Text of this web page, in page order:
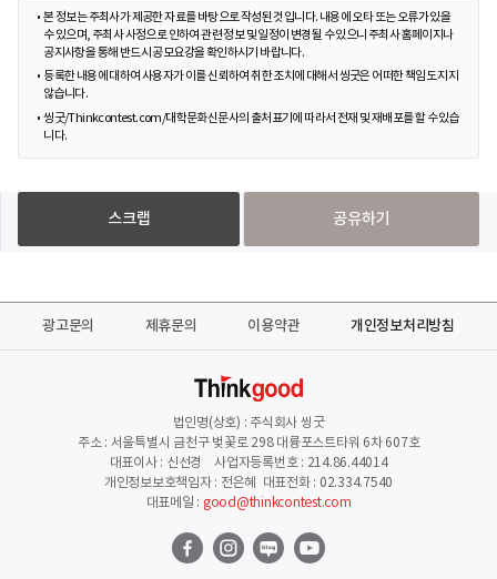
본 정보는 주최사가 제공한 자료를 바탕으로 작성된 것입니다. 내용에 오타 또는 오류가 있을
수 있으며, 주최사 사정으로 인하여 관련 정보 및 일정이 변경될 수 있으니 주최사 홈페이지나
공지사항을 통해 반드시 공모요강을 확인하시기 바랍니다.
등록한 내용에 대하여 사용자가 이를 신뢰하여 취한 조치에 대해서 씽굿은 어떠한 책임도 지지
않습니다.
씽굿/Thinkcontest.com/대학문화신문사의 출처표기에 따라서 전재 및 재배포를 할 수 있습
니다.
스크랩 공유하기
광고문의 제휴문의 이용약관 개인정보처리방침
법인명(상호) : 주식회사 씽굿
주소 : 서울특별시 금천구 벚꽃로 298 대륭포스트타워 6차 607호
대표이사 : 신선경 사업자등록번호 : 214.86.44014
개인정보보호책임자 : 전은혜 대표전화 : 02.334.7540
대표메일 : good@thinkcontest.com